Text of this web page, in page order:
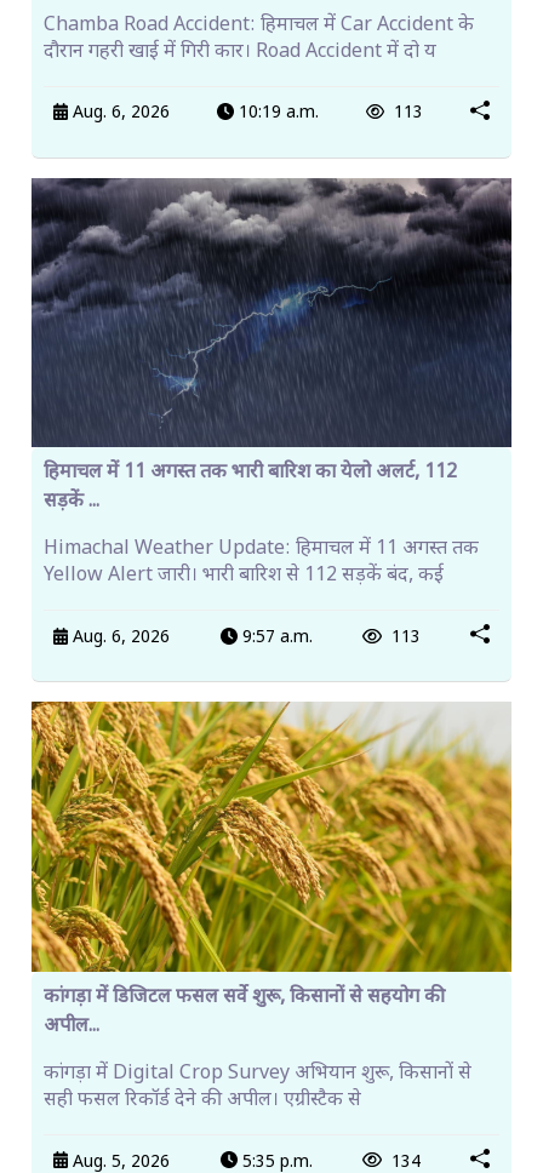
Chamba Road Accident: हिमाचल में Car Accident के
दौरान गहरी खाई में गिरी कार। Road Accident में दो य
Aug. 6, 2026 10:19 a.m. 113
हिमाचल में 11 अगस्त तक भारी बारिश का येलो अलर्ट, 112
सड़कें ...
Himachal Weather Update: हिमाचल में 11 अगस्त तक
Yellow Alert जारी। भारी बारिश से 112 सड़कें बंद, कई
Aug. 6, 2026 9:57 a.m. 113
कांगड़ा में डिजिटल फसल सर्वे शुरू, किसानों से सहयोग की
अपील...
कांगड़ा में Digital Crop Survey अभियान शुरू, किसानों से
सही फसल रिकॉर्ड देने की अपील। एग्रीस्टैक से
Aug. 5, 2026 5:35 p.m. 134